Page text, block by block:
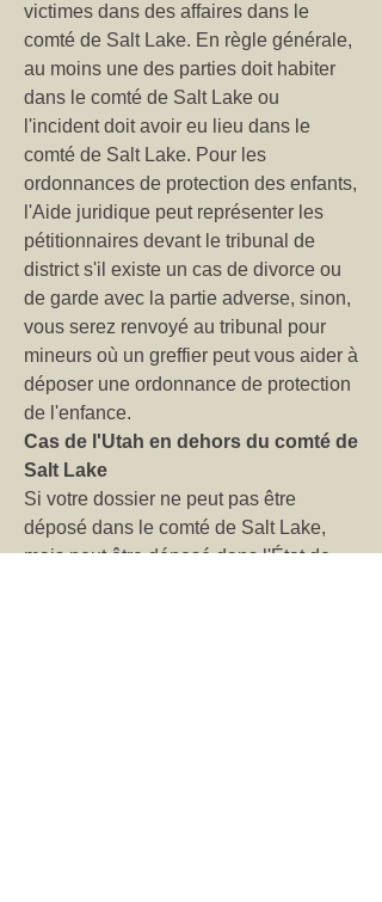
victimes dans des affaires dans le
comté de Salt Lake. En règle générale,
au moins une des parties doit habiter
dans le comté de Salt Lake ou
l'incident doit avoir eu lieu dans le
comté de Salt Lake. Pour les
ordonnances de protection des enfants,
l'Aide juridique peut représenter les
pétitionnaires devant le tribunal de
district s'il existe un cas de divorce ou
de garde avec la partie adverse, sinon,
vous serez renvoyé au tribunal pour
mineurs où un greffier peut vous aider à
déposer une ordonnance de protection
de l'enfance.
Cas de l'Utah en dehors du comté de
Salt Lake
Si votre dossier ne peut pas être
déposé dans le comté de Salt Lake,
mais peut être déposé dans l'État de